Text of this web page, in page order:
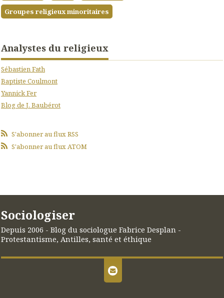
Groupes religieux minoritaires
Analystes du religieux
Sébastien Fath
Baptiste Coulmont
Yannick Fer
Blog de J. Baubérot
S'abonner au flux RSS
S'abonner au flux ATOM
Sociologiser
Depuis 2006 - Blog du sociologue Fabrice Desplan -
Protestantisme, Antilles, santé et éthique